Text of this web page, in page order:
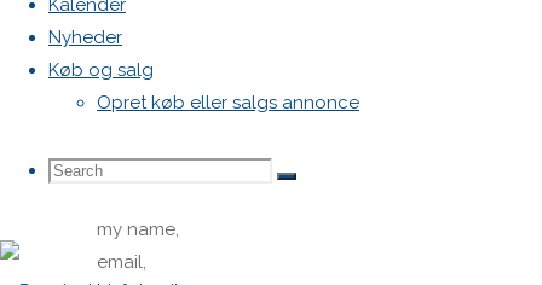
Kalender
Nyheder
Køb og salg
Opret køb eller salgs annonce
Search
Search
Search
Email
Website
my name,
email,